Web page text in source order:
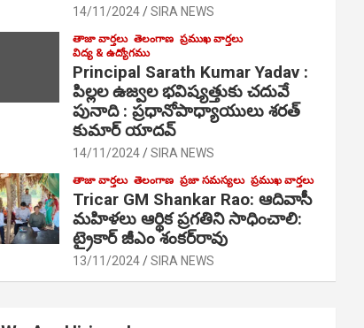
14/11/2024 SIRA NEWS
తాజా వార్తలు తెలంగాణ ప్రముఖ వార్తలు
విద్య & ఉద్యోగము
Principal Sarath Kumar Yadav :
పిల్లల ఉజ్వల భవిష్యత్తుకు చదువే
పునాది : ప్రధానోపాధ్యాయులు శరత్
కుమార్ యాదవ్
14/11/2024 SIRA NEWS
తాజా వార్తలు తెలంగాణ ప్రజా సమస్యలు ప్రముఖ వార్తలు
Tricar GM Shankar Rao: ఆదివాసీ
మహిళలు ఆర్థిక ప్రగతిని సాధించాలి:
ట్రైకార్ జీఎం శంకర్‌రావు
13/11/2024 SIRA NEWS